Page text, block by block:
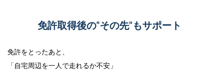
免許取得後の"その先"もサポート
免許をとったあと、
「自宅周辺を一人で走れるか不安」